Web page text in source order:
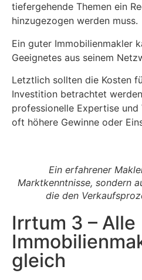
tiefergehende Themen ein
hinzugezogen werden muss.
Ein guter Immobilienmakler
Geeignetes aus seinem
Letztlich sollten die Kosten
Investition betrachtet
professionelle Expertise
oft höhere Gewinne oder
Ein erfahrener
Marktkenntnisse, sondern
die den
Irrtum 3 – Alle
gleich